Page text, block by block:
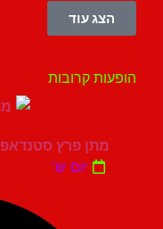
הצג עוד
קרובות
מתן פרץ סטנדאפ
יום ש'